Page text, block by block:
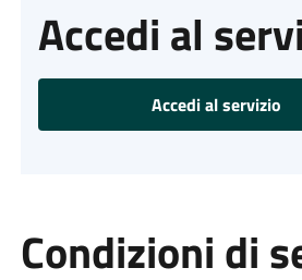
Accedi al
Accedi al servizio
Condizioni di